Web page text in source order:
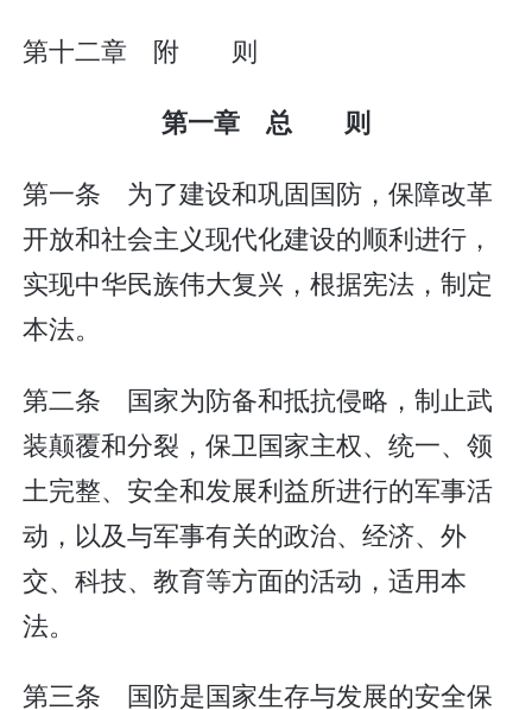
第十二章 附 则
第一章 总 则
第一条 为了建设和巩固国防，保障改革
开放和社会主义现代化建设的顺利进行，
实现中华民族伟大复兴，根据宪法，制定
本法。
第二条 国家为防备和抵抗侵略，制止武
装颠覆和分裂，保卫国家主权、统一、领
土完整、安全和发展利益所进行的军事活
动，以及与军事有关的政治、经济、外
交、科技、教育等方面的活动，适用本
法。
第三条 国防是国家生存与发展的安全保